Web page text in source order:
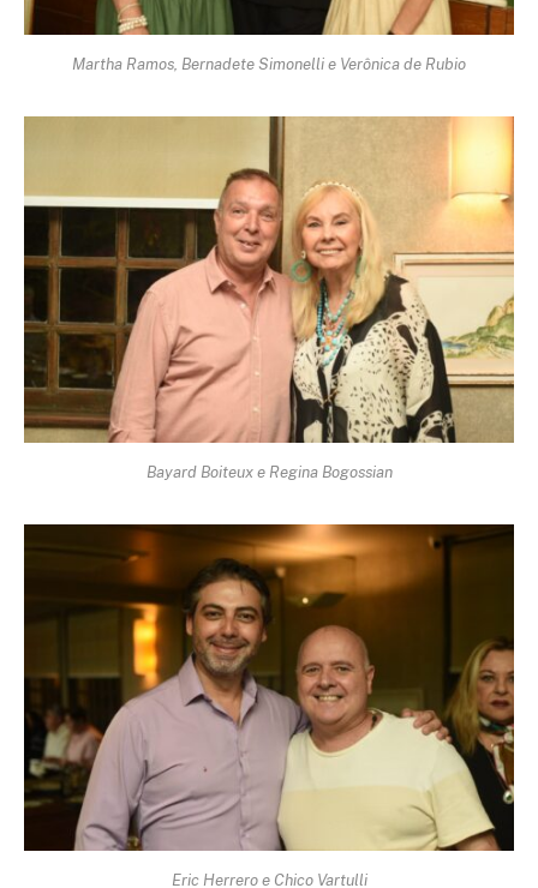
Martha Ramos, Bernadete Simonelli e Verônica de Rubio
Bayard Boiteux e Regina Bogossian
Eric Herrero e Chico Vartulli